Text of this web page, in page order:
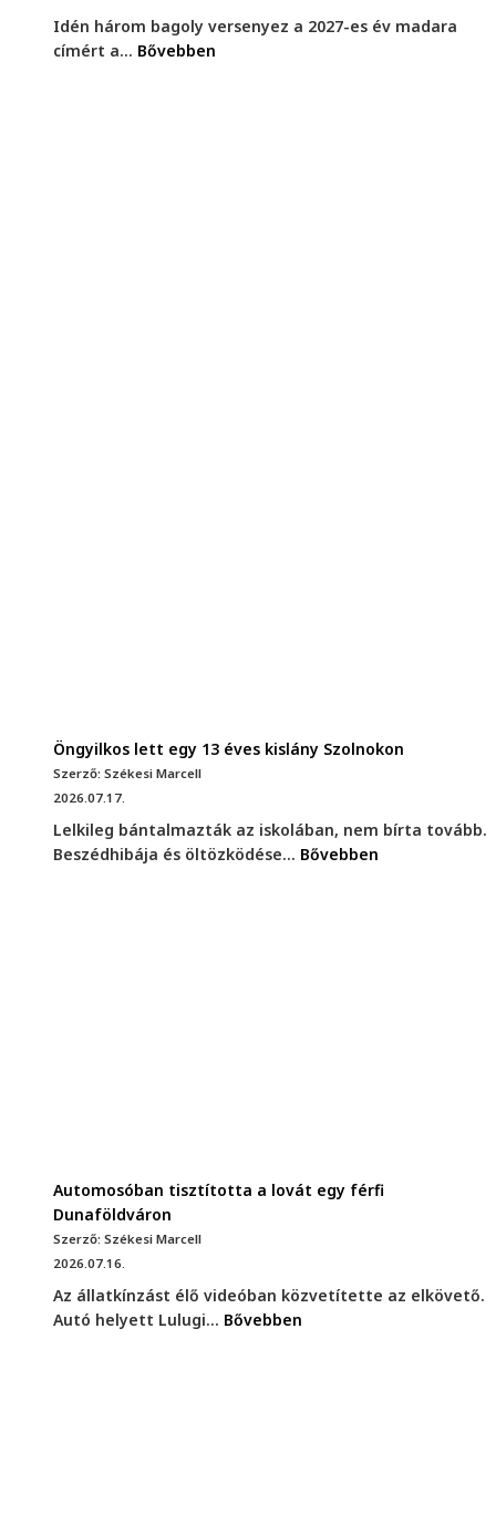
Idén három bagoly versenyez a 2027-es év madara
címért a... Bővebben
Öngyilkos lett egy 13 éves kislány Szolnokon
Szerző: Székesi Marcell
2026.07.17.
Lelkileg bántalmazták az iskolában, nem bírta tovább.
Beszédhibája és öltözködése... Bővebben
Automosóban tisztította a lovát egy férfi
Dunaföldváron
Szerző: Székesi Marcell
2026.07.16.
Az állatkínzást élő videóban közvetítette az elkövető.
Autó helyett Lulugi... Bővebben